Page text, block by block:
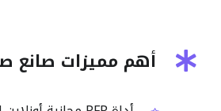
أهم مميزات صانع